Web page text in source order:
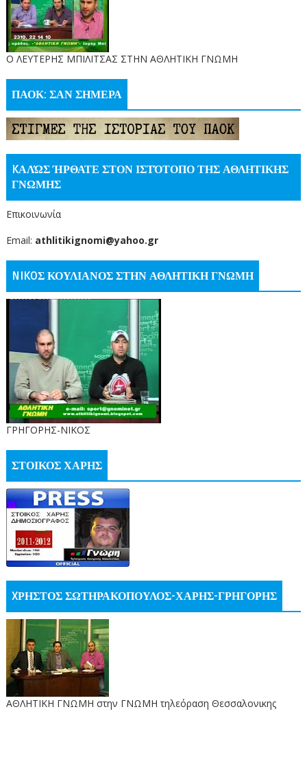
O ΛΕΥΤΕΡΗΣ ΜΠΙΛΙΤΣΑΣ ΣΤΗΝ ΑΘΛΗΤΙΚΗ ΓΝΩΜΗ
ΠΑΟΚ: ΣΑΝ ΣΗΜΕΡΑ
KΑΛΏΣ ΉΡΘΑΤΕ ΣΤΟΝ ΙΣΤΌΤΟΠΟ ΤΗΣ ΑΘΛΗΤΙΚΗΣ
ΓΝΩΜΗΣ
Επικοινωνία
Email: athlitikignomi@yahoo.gr
NIKOΣ ΚΟΥΛΙΑΝΟΣ ΣΤΗΝ ΑΘΛΗΤΙΚΗ ΓΝΩΜΗ
ΓΡΗΓΟΡΗΣ-ΝΙΚΟΣ
ΣΤΟΙΚΟΣ ΧΑΡΗΣ
XΡΗΣΤΟΣ ΣΩΤΗΡΑΚΟΠΟΥΛΟΣ-ΧΑΡΗΣ-ΓΡΗΓΟΡΗΣ
ΑΘΛΗΤΙΚΗ ΓΝΩΜΗ στην ΓΝΩΜΗ τηλεόραση Θεσσαλονικης